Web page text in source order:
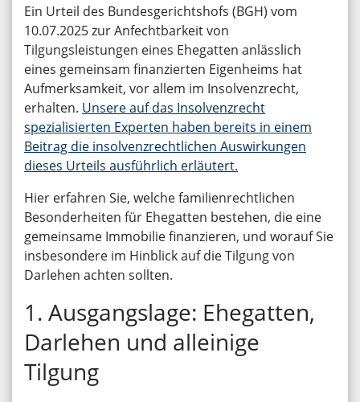
Ein Urteil des Bundesgerichtshofs (BGH) vom
10.07.2025 zur Anfechtbarkeit von
Tilgungsleistungen eines Ehegatten anlässlich
eines gemeinsam finanzierten Eigenheims hat
Aufmerksamkeit, vor allem im Insolvenzrecht,
erhalten. Unsere auf das Insolvenzrecht
spezialisierten Experten haben bereits in einem
Beitrag die insolvenzrechtlichen Auswirkungen
dieses Urteils ausführlich erläutert.
Hier erfahren Sie, welche familienrechtlichen
Besonderheiten für Ehegatten bestehen, die eine
gemeinsame Immobilie finanzieren, und worauf Sie
insbesondere im Hinblick auf die Tilgung von
Darlehen achten sollten.
1. Ausgangslage: Ehegatten,
Darlehen und alleinige
Tilgung